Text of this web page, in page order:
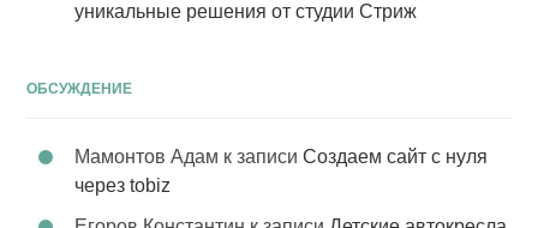
уникальные решения от студии Стриж
ОБСУЖДЕНИЕ
Мамонтов Адам к записиСоздаем сайт с нуля
через tobiz